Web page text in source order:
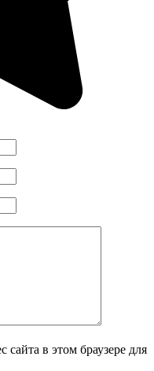
в этом браузере для